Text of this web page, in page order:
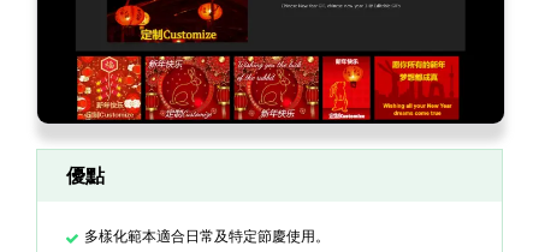
優點
多樣化範本適合日常及特定節慶使用。